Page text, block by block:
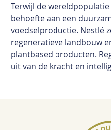
Terwijl de
behoefte aan een
voedselproductie. Nestlé
regeneratieve landbouw
plantbased producten.
uit van de kracht en